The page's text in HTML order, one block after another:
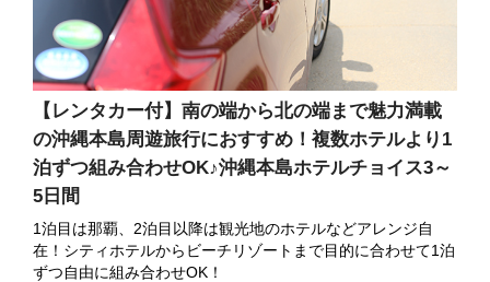
【レンタカー付】南の端から北の端まで魅力満載
の沖縄本島周遊旅行におすすめ！複数ホテルより1
泊ずつ組み合わせOK♪沖縄本島ホテルチョイス3～
5日間
1泊目は那覇、2泊目以降は観光地のホテルなどアレンジ自
在！シティホテルからビーチリゾートまで目的に合わせて1泊
ずつ自由に組み合わせOK！